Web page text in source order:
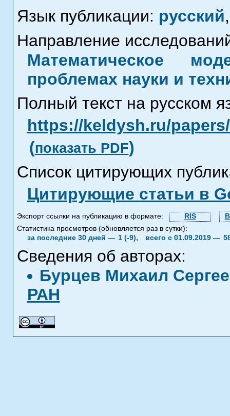
Язык публикации: русский,
Направление
Математическое
проблемах науки и
Полный текст на русском
https://keldysh.ru/
(показать PDF)
Список цитирующих
Цитирующие статьи в
Экспорт ссылки на публикацию в формате: RIS
Статистика просмотров (обновляется раз в сутки):
за последние 30 дней — 1 (-9), всего с 01.09.2019 —
Сведения об авторах:
Бурцев Михаил
РАН